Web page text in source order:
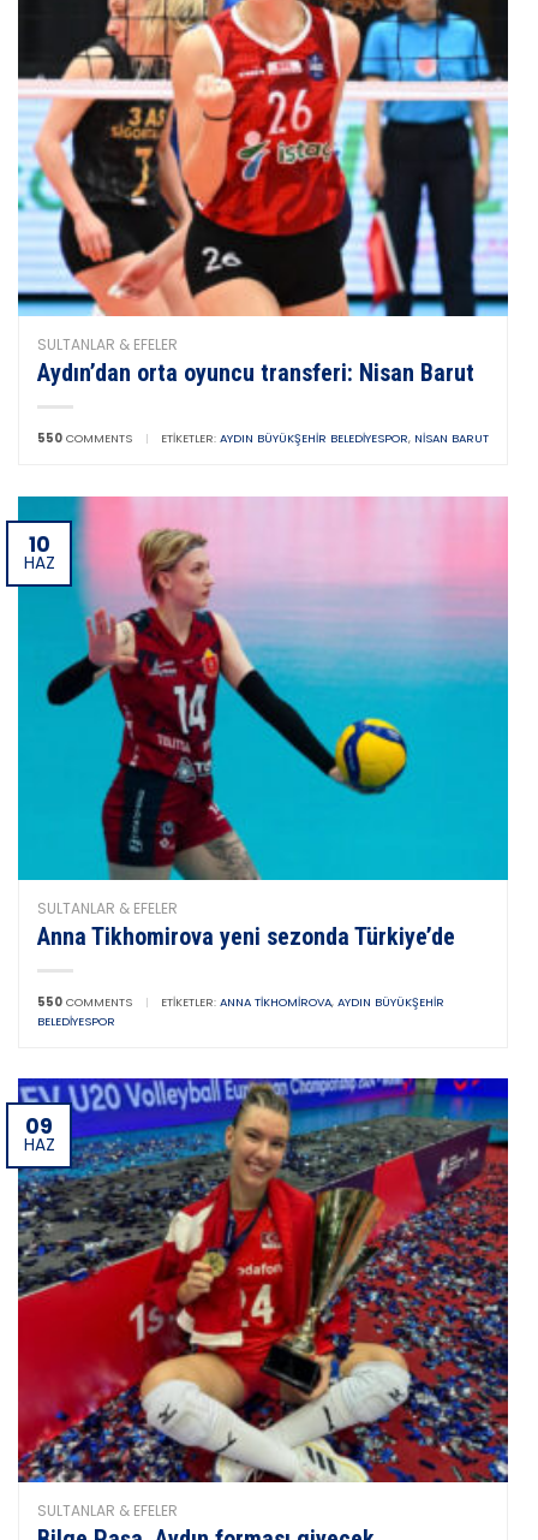
SULTANLAR & EFELER
Aydın’dan orta oyuncu transferi: Nisan Barut
550 COMMENTS | ETIKETLER: AYDIN BÜYÜKŞEHIR BELEDIYESPOR, NISAN BARUT
10
HAZ
SULTANLAR & EFELER
Anna Tikhomirova yeni sezonda Türkiye’de
550 COMMENTS | ETIKETLER: ANNA TIKHOMIROVA, AYDIN BÜYÜKŞEHIR
BELEDIYESPOR
09
HAZ
SULTANLAR & EFELER